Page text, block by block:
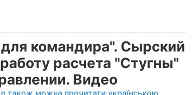
командира". Сырский
расчета "Стугны"
Видео
також можна прочитати українською